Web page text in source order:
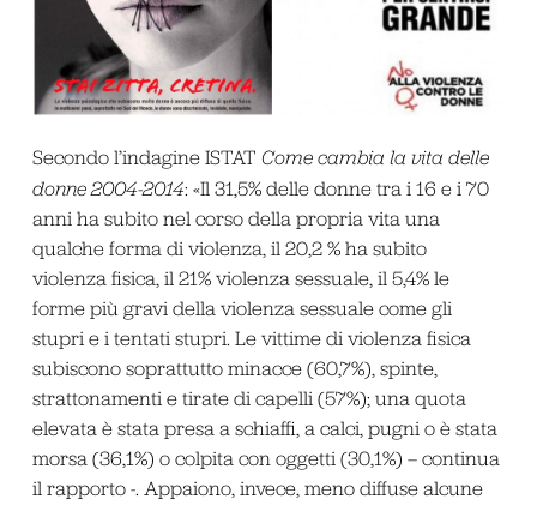
Secondo l’indagine ISTAT Come cambia la vita delle
donne 2004-2014: «Il 31,5% delle donne tra i 16 e i 70
anni ha subito nel corso della propria vita una
qualche forma di violenza, il 20,2 % ha subito
violenza fisica, il 21% violenza sessuale, il 5,4% le
forme più gravi della violenza sessuale come gli
stupri e i tentati stupri. Le vittime di violenza fisica
subiscono soprattutto minacce (60,7%), spinte,
strattonamenti e tirate di capelli (57%); una quota
elevata è stata presa a schiaffi, a calci, pugni o è stata
morsa (36,1%) o colpita con oggetti (30,1%) – continua
il rapporto -. Appaiono, invece, meno diffuse alcune